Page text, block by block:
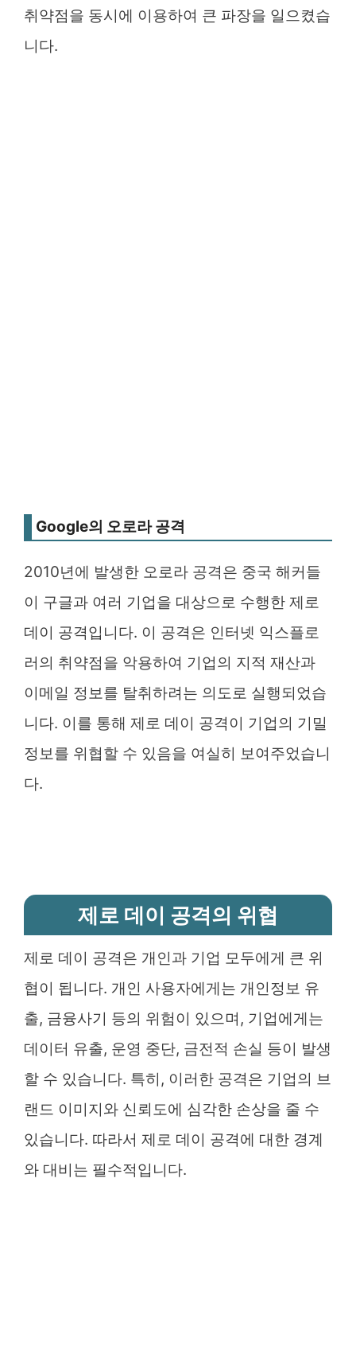
취약점을 동시에 이용하여 큰 파장을 일으켰습
니다.
Google의 오로라 공격
2010년에 발생한 오로라 공격은 중국 해커들
이 구글과 여러 기업을 대상으로 수행한 제로
데이 공격입니다. 이 공격은 인터넷 익스플로
러의 취약점을 악용하여 기업의 지적 재산과
이메일 정보를 탈취하려는 의도로 실행되었습
니다. 이를 통해 제로 데이 공격이 기업의 기밀
정보를 위협할 수 있음을 여실히 보여주었습니
다.
제로 데이 공격의 위협
제로 데이 공격은 개인과 기업 모두에게 큰 위
협이 됩니다. 개인 사용자에게는 개인정보 유
출, 금융사기 등의 위험이 있으며, 기업에게는
데이터 유출, 운영 중단, 금전적 손실 등이 발생
할 수 있습니다. 특히, 이러한 공격은 기업의 브
랜드 이미지와 신뢰도에 심각한 손상을 줄 수
있습니다. 따라서 제로 데이 공격에 대한 경계
와 대비는 필수적입니다.